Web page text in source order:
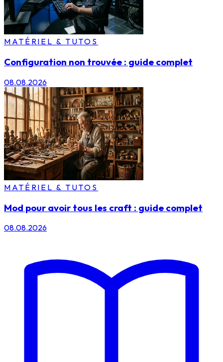
MATÉRIEL & TUTOS
Configuration non trouvée : guide complet
08.08.2026
MATÉRIEL & TUTOS
Mod pour avoir tous les craft : guide complet
08.08.2026